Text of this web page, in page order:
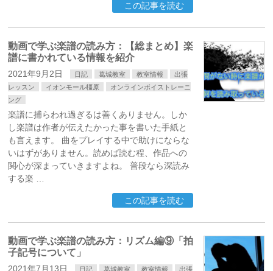
この記事を読む
動画で学ぶ楽譜の読み方：【総まとめ】楽
譜に書かれている情報を紹介
2021年9月2日 日記 葛城教室 教室情報
出張
レッスン
イオンモール橿原
オンラインボイストレーニ
ング
楽譜に捕らわれ過ぎるは善くありません。しか
し楽譜は作者が伝えたかった事を書いた手紙と
も言えます。 曲をプレイする中で助けにならな
いはずがありません。読めば読む程、作品への
関心が深まっていきますよね。 普段なら深読み
する楽 …
この記事を読む
動画で学ぶ楽譜の読み方：リズム編⑨「拍
子記号について」
2021年7月13日 日記 葛城教室 教室情報 出張